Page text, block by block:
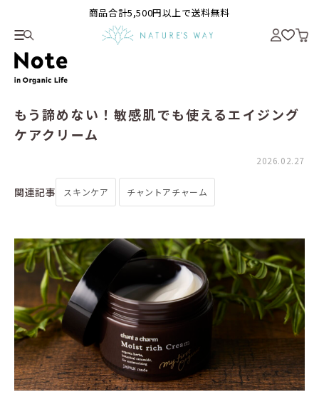
商品合計5,500円以上で送料無料
もう諦めない！敏感肌でも使えるエイジング
ケアクリーム
2026.02.27
関連記事 スキンケア チャントアチャーム